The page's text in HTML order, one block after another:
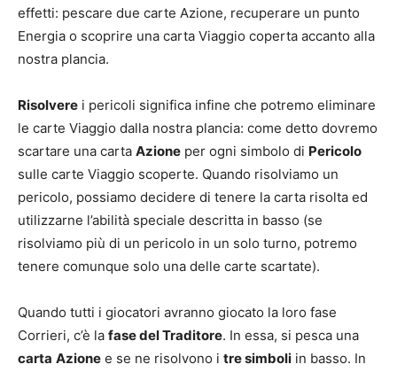
effetti: pescare due carte Azione, recuperare un punto
Energia o scoprire una carta Viaggio coperta accanto alla
nostra plancia.
Risolvere i pericoli significa infine che potremo eliminare
le carte Viaggio dalla nostra plancia: come detto dovremo
scartare una carta Azione per ogni simbolo di Pericolo
sulle carte Viaggio scoperte. Quando risolviamo un
pericolo, possiamo decidere di tenere la carta risolta ed
utilizzarne l’abilità speciale descritta in basso (se
risolviamo più di un pericolo in un solo turno, potremo
tenere comunque solo una delle carte scartate).
Quando tutti i giocatori avranno giocato la loro fase
Corrieri, c’è la fase del Traditore. In essa, si pesca una
carta Azione e se ne risolvono i tre simboli in basso. In